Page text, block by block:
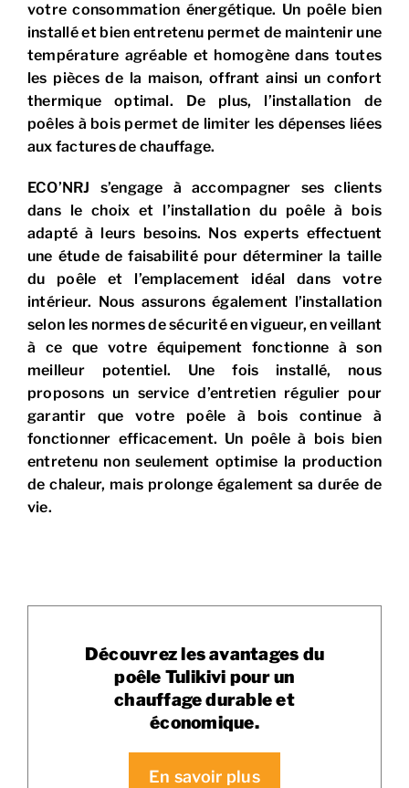
votre consommation énergétique. Un poêle bien
installé et bien entretenu permet de maintenir une
température agréable et homogène dans toutes
les pièces de la maison, offrant ainsi un confort
thermique optimal. De plus, l’installation de
poêles à bois permet de limiter les dépenses liées
aux factures de chauffage.
ECO’NRJ s’engage à accompagner ses clients
dans le choix et l’installation du poêle à bois
adapté à leurs besoins. Nos experts effectuent
une étude de faisabilité pour déterminer la taille
du poêle et l’emplacement idéal dans votre
intérieur. Nous assurons également l’installation
selon les normes de sécurité en vigueur, en veillant
à ce que votre équipement fonctionne à son
meilleur potentiel. Une fois installé, nous
proposons un service d’entretien régulier pour
garantir que votre poêle à bois continue à
fonctionner efficacement. Un poêle à bois bien
entretenu non seulement optimise la production
de chaleur, mais prolonge également sa durée de
vie.
Découvrez les avantages du
poêle Tulikivi pour un
chauffage durable et
économique.
En savoir plus